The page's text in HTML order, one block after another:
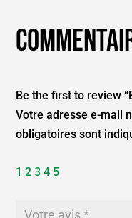
Be the first to review
Votre adresse e-mail
obligatoires sont
1 2 3 4 5